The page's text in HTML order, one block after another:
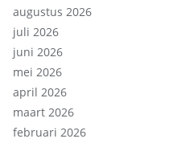
augustus 2026
juli 2026
juni 2026
mei 2026
april 2026
maart 2026
februari 2026